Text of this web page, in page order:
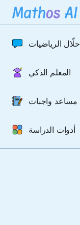
حلّال الرياضيات
المعلم الذكي
أدوات الدراسة